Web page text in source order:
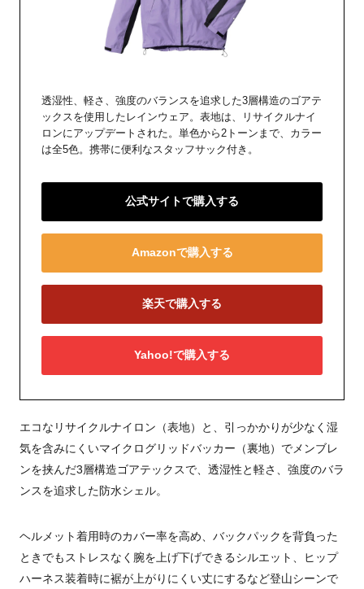
透湿性、軽さ、強度のバランスを追求した3層構造のゴアテ
ックスを使用したレインウェア。表地は、リサイクルナイ
ロンにアップデートされた。単色から2トーンまで、カラー
は全5色。携帯に便利なスタッフサック付き。
公式サイトで購入する
Amazonで購入する
楽天で購入する
Yahoo!で購入する
エコなリサイクルナイロン（表地）と、引っかかりが少なく湿
気を含みにくいマイクログリッドバッカー（裏地）でメンブレ
ンを挟んだ3層構造ゴアテックスで、透湿性と軽さ、強度のバラ
ンスを追求した防水シェル。
ヘルメット着用時のカバー率を高め、バックパックを背負った
ときでもストレスなく腕を上げ下げできるシルエット、ヒップ
ハーネス装着時に裾が上がりにくい丈にするなど登山シーンで